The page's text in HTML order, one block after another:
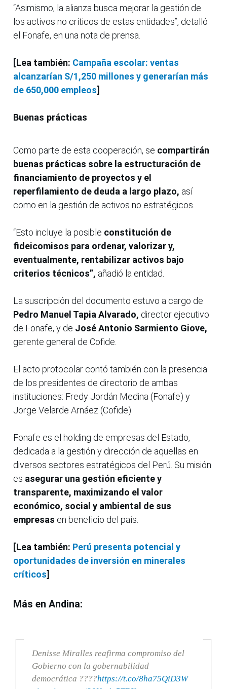
“Asimismo, la alianza busca mejorar la gestión de
los activos no críticos de estas entidades”, detalló
el Fonafe, en una nota de prensa.
[Lea también: Campaña escolar: ventas
alcanzarían S/1,250 millones y generarían más
de 650,000 empleos]
Buenas prácticas
Como parte de esta cooperación, se compartirán
buenas prácticas sobre la estructuración de
financiamiento de proyectos y el
reperfilamiento de deuda a largo plazo, así
como en la gestión de activos no estratégicos.
“Esto incluye la posible constitución de
fideicomisos para ordenar, valorizar y,
eventualmente, rentabilizar activos bajo
criterios técnicos”, añadió la entidad.
La suscripción del documento estuvo a cargo de
Pedro Manuel Tapia Alvarado, director ejecutivo
de Fonafe, y de José Antonio Sarmiento Giove,
gerente general de Cofide.
El acto protocolar contó también con la presencia
de los presidentes de directorio de ambas
instituciones: Fredy Jordán Medina (Fonafe) y
Jorge Velarde Arnáez (Cofide).
Fonafe es el holding de empresas del Estado,
dedicada a la gestión y dirección de aquellas en
diversos sectores estratégicos del Perú. Su misión
es asegurar una gestión eficiente y
transparente, maximizando el valor
económico, social y ambiental de sus
empresas en beneficio del país.
[Lea también: Perú presenta potencial y
oportunidades de inversión en minerales
críticos]
Más en Andina:
Denisse Miralles reafirma compromiso del
Gobierno con la gobernabilidad
democrática ????https://t.co/8ha75QiD3W